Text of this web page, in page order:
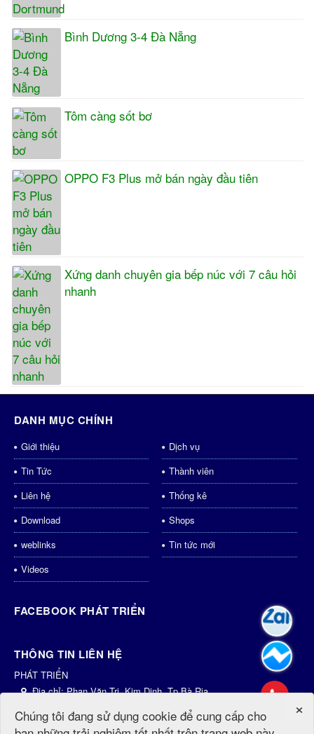
Bình Dương 3-4 Đà Nẵng
Tôm càng sốt bơ
OPPO F3 Plus mở bán ngày đầu tiên
Xứng danh chuyên gia bếp núc với 7 câu hỏi
nhanh
DANH MỤC CHÍNH
Giới thiệu
Dịch vụ
Tin Tức
Thành viên
Liên hệ
Thống kê
Download
Shops
weblinks
Tin tức mới
Videos
FACEBOOK PHÁT TRIỂN
THÔNG TIN LIÊN HỆ
PHÁT TRIỂN
Địa chỉ:Phan Văn Trị, Kim Dinh, Tp.Bà Rịa
Email:dichvu@phattrien.net
×
Chúng tôi đang sử dụng cookie để cung cấp cho